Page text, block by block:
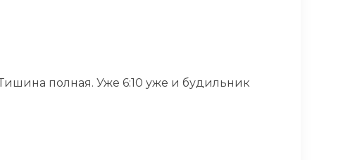
полная. Уже 6:10 уже и будильник